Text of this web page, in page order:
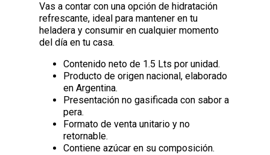
Vas a contar con una opción de hidratación
refrescante, ideal para mantener en tu
heladera y consumir en cualquier momento
del día en tu casa.
Contenido neto de 1.5 Lts por unidad.
Producto de origen nacional, elaborado
en Argentina.
Presentación no gasificada con sabor a
pera.
Formato de venta unitario y no
retornable.
Contiene azúcar en su composición.